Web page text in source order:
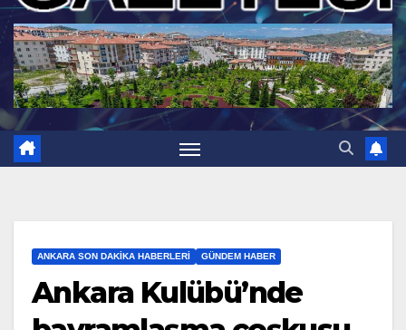
ANKARA SON DAKIKA HABERLERI GÜNDEM HABER
Ankara Kulübü’nde